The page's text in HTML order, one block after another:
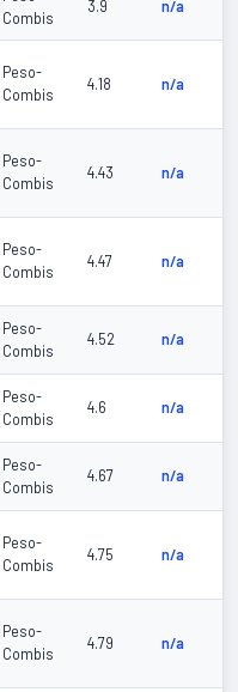
Combis
3.9 n/a
Peso-
Combis
4.18 n/a
Peso-
Combis
4.43 n/a
Peso-
Combis
4.47 n/a
Peso-
Combis
4.52 n/a
Peso-
Combis
4.6 n/a
Peso-
Combis
4.67 n/a
Peso-
Combis
4.75 n/a
Peso-
Combis
4.79 n/a